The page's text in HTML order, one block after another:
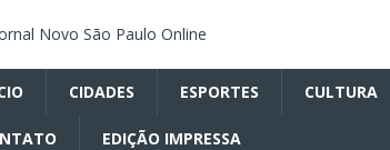
CIDADES ESPORTES CULTURA
EDIÇÃO IMPRESSA